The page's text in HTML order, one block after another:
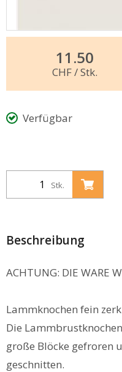
11.50
CHF/ Stk.
Verfügbar
Stk.
Beschreibung
ACHTUNG: DIE WARE
Lammknochen fein
Die
große Blöcke gefroren
geschnitten.